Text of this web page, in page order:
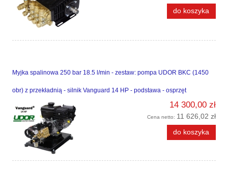
do koszyka
Myjka spalinowa 250 bar 18.5 l/min - zestaw: pompa UDOR BKC (1450
obr) z przekładnią - silnik Vanguard 14 HP - podstawa - osprzęt
14 300,00 zł
Cena netto: 11 626,02 zł
do koszyka